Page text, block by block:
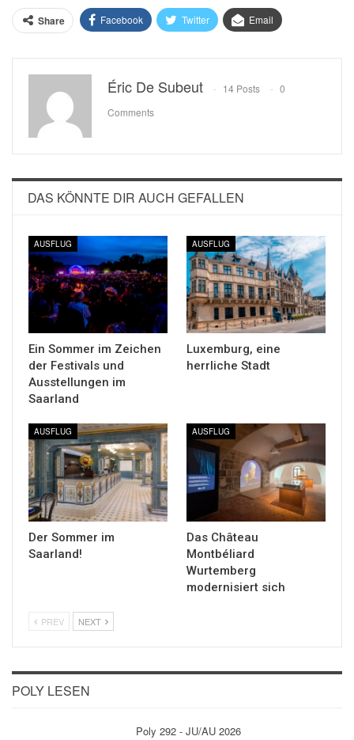
Share Facebook Twitter Email
Éric De Subeut 14 Posts
0
Comments
DAS KÖNNTE DIR AUCH GEFALLEN
AUSFLUG
Ein Sommer im Zeichen
der Festivals und
Ausstellungen im
Saarland
AUSFLUG
Luxemburg, eine
herrliche Stadt
AUSFLUG
Der Sommer im
Saarland!
AUSFLUG
Das Château
Montbéliard
Wurtemberg
modernisiert sich
PREV NEXT
POLY LESEN
Poly 292 - JU/AU 2026